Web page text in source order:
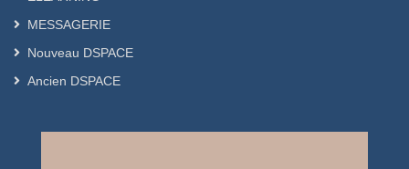
MESSAGERIE
Nouveau DSPACE
Ancien DSPACE